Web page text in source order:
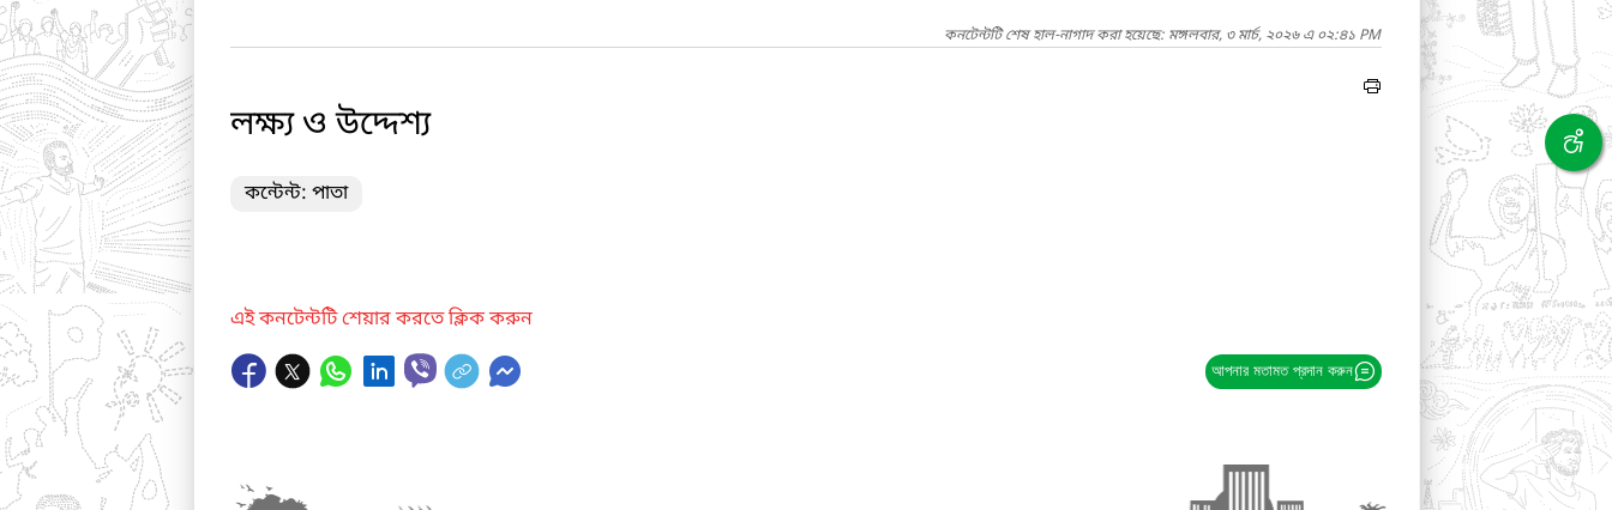
কনটেন্টটি শেষ হাল-নাগাদ করা হয়েছে: মঙ্গলবার, ৩ মার্চ, ২০২৬ এ ০২:৪১ PM
লক্ষ্য ও উদ্দেশ্য
কন্টেন্ট: পাতা
এই কনটেন্টটি শেয়ার করতে ক্লিক করুন
আপনার মতামত প্রদান করুন